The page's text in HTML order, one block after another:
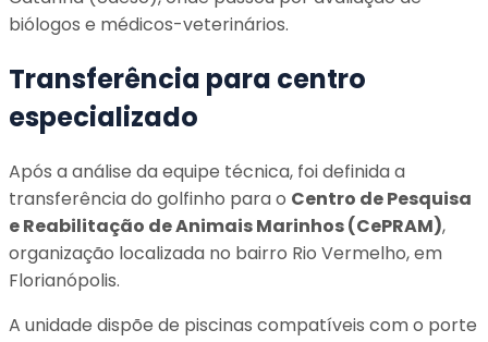
biólogos e médicos-veterinários.
Transferência para centro
especializado
Após a análise da equipe técnica, foi definida a
transferência do golfinho para o Centro de Pesquisa
e Reabilitação de Animais Marinhos (CePRAM),
organização localizada no bairro Rio Vermelho, em
Florianópolis.
A unidade dispõe de piscinas compatíveis com o porte